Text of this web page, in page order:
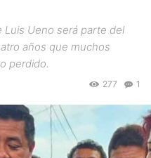
Luis Ueno será parte del
años que muchos
perdido.
1
277